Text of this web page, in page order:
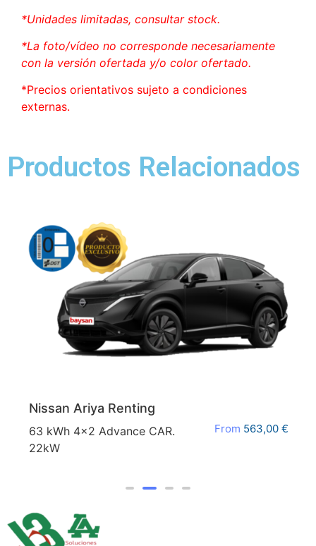
*Unidades limitadas, consultar stock.
*La foto/vídeo no corresponde necesariamente
con la versión ofertada y/o color ofertado.
*Precios orientativos sujeto a condiciones
externas.
Productos Relacionados
Nissan Ariya Renting
63 kWh 4x2 Advance CAR.
22kW
From 563,00 €
relevant experience by remembering your preferences
the use of ALL the cookies. However, you may visit
"Cookie Settings" to provide a controlled consent.